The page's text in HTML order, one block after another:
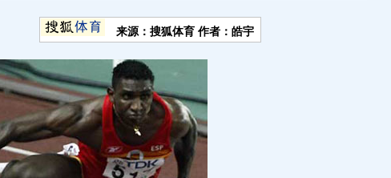
来源：搜狐体育 作者：皓宇